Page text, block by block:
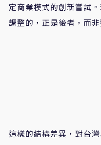
定商業模式的創新嘗試
調整的，正是後者，而
這樣的結構差異，對台